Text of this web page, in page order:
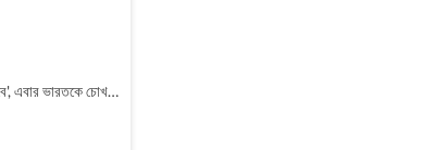
পড়শি বাংলাদেশের!